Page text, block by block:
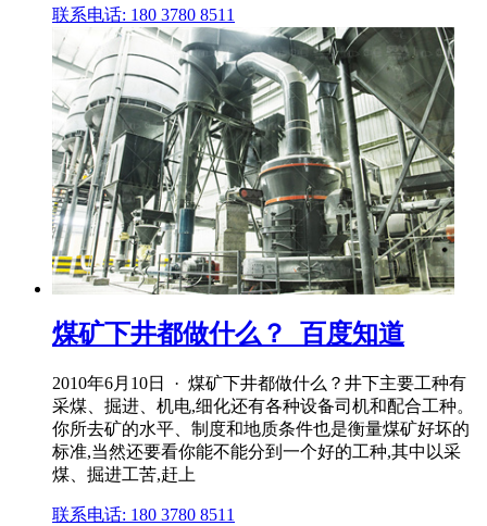
联系电话: 180 3780 8511
煤矿下井都做什么？_百度知道
2010年6月10日 · 煤矿下井都做什么？井下主要工种有
采煤、掘进、机电,细化还有各种设备司机和配合工种。
你所去矿的水平、制度和地质条件也是衡量煤矿好坏的
标准,当然还要看你能不能分到一个好的工种,其中以采
煤、掘进工苦,赶上
联系电话: 180 3780 8511